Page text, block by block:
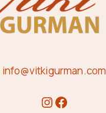
info@vitkigurman.com